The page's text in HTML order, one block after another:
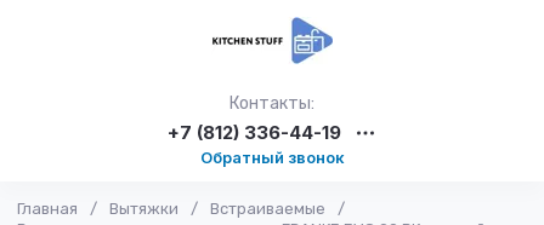
Контакты:
+7 (812) 336-44-19
Обратный звонок
Главная / Вытяжки / Встраиваемые
/